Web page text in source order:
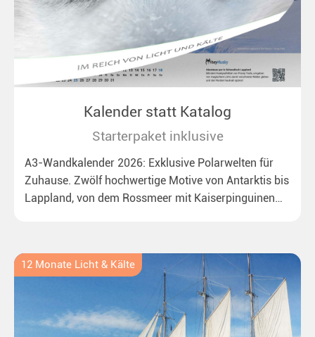
Kalender statt Katalog
Starterpaket inklusive
A3-Wandkalender 2026: Exklusive Polarwelten für
Zuhause. Zwölf hochwertige Motive von Antarktis bis
Lappland, von dem Rossmeer mit Kaiserpinguinen
12 Monate Licht & Kälte